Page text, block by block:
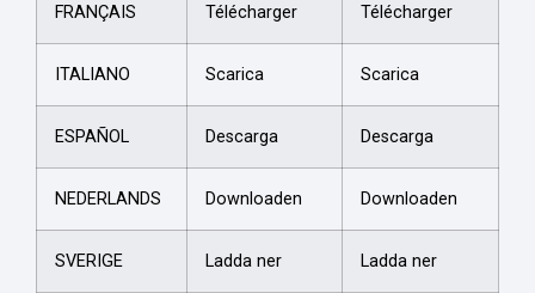
FRANÇAIS Télécharger Télécharger
ITALIANO Scarica Scarica
ESPAÑOL Descarga Descarga
NEDERLANDS Downloaden Downloaden
SVERIGE Ladda ner Ladda ner